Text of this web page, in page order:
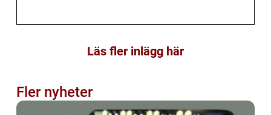
Läs fler inlägg här
Fler nyheter